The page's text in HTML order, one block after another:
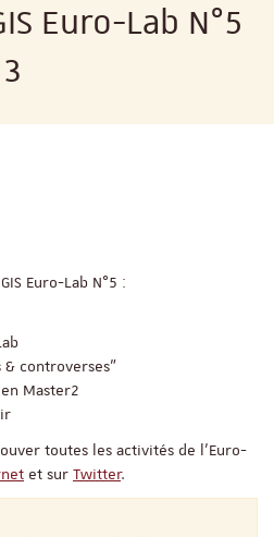
Euro-Lab N°5
Euro-Lab N°5 :
& controverses"
Master2
toutes les activités de l'Euro-
et sur Twitter.